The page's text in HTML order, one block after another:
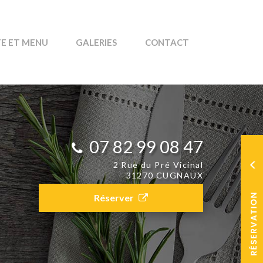
ET MENU GALERIES CONTACT
07 82 99 08 47​
2 Rue du Pré Vicinal
31270 CUGNAUX
Réserver